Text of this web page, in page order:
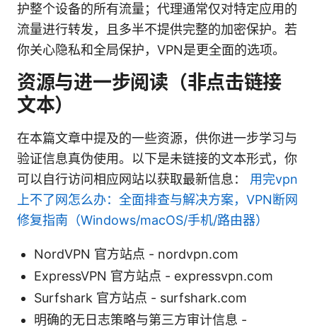
护整个设备的所有流量；代理通常仅对特定应用的
流量进行转发，且多半不提供完整的加密保护。若
你关心隐私和全局保护，VPN是更全面的选项。
资源与进一步阅读（非点击链接
文本）
在本篇文章中提及的一些资源，供你进一步学习与
验证信息真伪使用。以下是未链接的文本形式，你
可以自行访问相应网站以获取最新信息： 用完vpn
上不了网怎么办：全面排查与解决方案，VPN断网
修复指南（Windows/macOS/手机/路由器）
NordVPN 官方站点 - nordvpn.com
ExpressVPN 官方站点 - expressvpn.com
Surfshark 官方站点 - surfshark.com
明确的无日志策略与第三方审计信息 -